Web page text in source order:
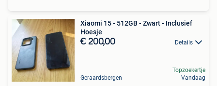
Xiaomi 15 - 512GB - Zwart - Inclusief
Hoesje
€ 200,00 Details
Geraardsbergen
Topzoekertje
Vandaag